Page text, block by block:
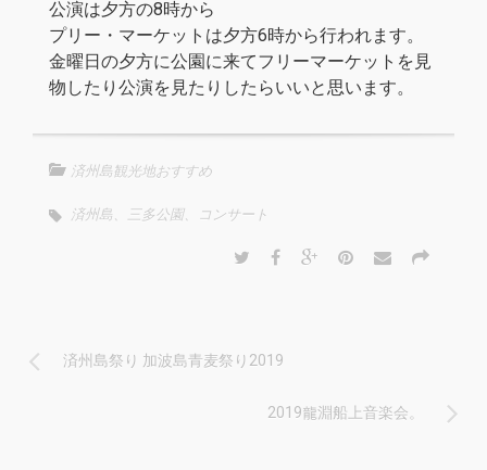
公演は夕方の8時から
プリー・マーケットは夕方6時から行われます。
金曜日の夕方に公園に来てフリーマーケットを見
物したり公演を見たりしたらいいと思います。
済州島観光地おすすめ
済州島、三多公園、コンサート
済州島祭り 加波島青麦祭り2019
2019龍淵船上音楽会。